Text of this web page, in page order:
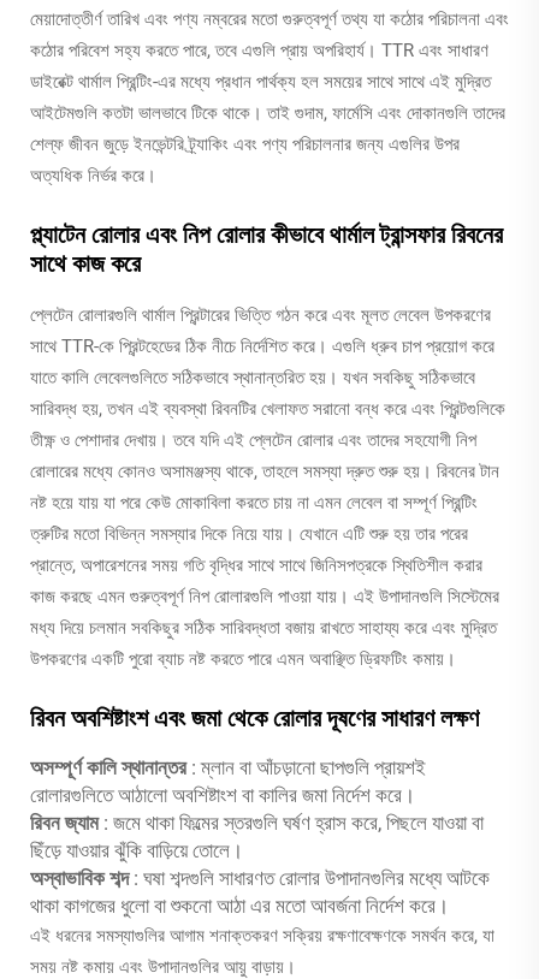
মেয়াদোত্তীর্ণ তারিখ এবং পণ্য নম্বরের মতো গুরুত্বপূর্ণ তথ্য যা কঠোর পরিচালনা এবং
কঠোর পরিবেশ সহ্য করতে পারে, তবে এগুলি প্রায় অপরিহার্য। TTR এবং সাধারণ
ডাইরেক্ট থার্মাল প্রিন্টিং-এর মধ্যে প্রধান পার্থক্য হল সময়ের সাথে সাথে এই মুদ্রিত
আইটেমগুলি কতটা ভালভাবে টিকে থাকে। তাই গুদাম, ফার্মেসি এবং দোকানগুলি তাদের
শেল্ফ জীবন জুড়ে ইনভেন্টরি ট্র্যাকিং এবং পণ্য পরিচালনার জন্য এগুলির উপর
অত্যধিক নির্ভর করে।
প্ল্যাটেন রোলার এবং নিপ রোলার কীভাবে থার্মাল ট্রান্সফার রিবনের
সাথে কাজ করে
প্লেটেন রোলারগুলি থার্মাল প্রিন্টারের ভিত্তি গঠন করে এবং মূলত লেবেল উপকরণের
সাথে TTR-কে প্রিন্টহেডের ঠিক নীচে নির্দেশিত করে। এগুলি ধ্রুব চাপ প্রয়োগ করে
যাতে কালি লেবেলগুলিতে সঠিকভাবে স্থানান্তরিত হয়। যখন সবকিছু সঠিকভাবে
সারিবদ্ধ হয়, তখন এই ব্যবস্থা রিবনটির খেলাফত সরানো বন্ধ করে এবং প্রিন্টগুলিকে
তীক্ষ্ণ ও পেশাদার দেখায়। তবে যদি এই প্লেটেন রোলার এবং তাদের সহযোগী নিপ
রোলারের মধ্যে কোনও অসামঞ্জস্য থাকে, তাহলে সমস্যা দ্রুত শুরু হয়। রিবনের টান
নষ্ট হয়ে যায় যা পরে কেউ মোকাবিলা করতে চায় না এমন লেবেল বা সম্পূর্ণ প্রিন্টিং
ত্রুটির মতো বিভিন্ন সমস্যার দিকে নিয়ে যায়। যেখানে এটি শুরু হয় তার পরের
প্রান্তে, অপারেশনের সময় গতি বৃদ্ধির সাথে সাথে জিনিসপত্রকে স্থিতিশীল করার
কাজ করছে এমন গুরুত্বপূর্ণ নিপ রোলারগুলি পাওয়া যায়। এই উপাদানগুলি সিস্টেমের
মধ্য দিয়ে চলমান সবকিছুর সঠিক সারিবদ্ধতা বজায় রাখতে সাহায্য করে এবং মুদ্রিত
উপকরণের একটি পুরো ব্যাচ নষ্ট করতে পারে এমন অবাঞ্ছিত ড্রিফটিং কমায়।
রিবন অবশিষ্টাংশ এবং জমা থেকে রোলার দূষণের সাধারণ লক্ষণ
অসম্পূর্ণ কালি স্থানান্তর : ম্লান বা আঁচড়ানো ছাপগুলি প্রায়শই
রোলারগুলিতে আঠালো অবশিষ্টাংশ বা কালির জমা নির্দেশ করে।
রিবন জ্যাম : জমে থাকা ফিল্মের স্তরগুলি ঘর্ষণ হ্রাস করে, পিছলে যাওয়া বা
ছিঁড়ে যাওয়ার ঝুঁকি বাড়িয়ে তোলে।
অস্বাভাবিক শব্দ : ঘষা শব্দগুলি সাধারণত রোলার উপাদানগুলির মধ্যে আটকে
থাকা কাগজের ধুলো বা শুকনো আঠা এর মতো আবর্জনা নির্দেশ করে।
এই ধরনের সমস্যাগুলির আগাম শনাক্তকরণ সক্রিয় রক্ষণাবেক্ষণকে সমর্থন করে, যা
সময় নষ্ট কমায় এবং উপাদানগুলির আয়ু বাড়ায়।